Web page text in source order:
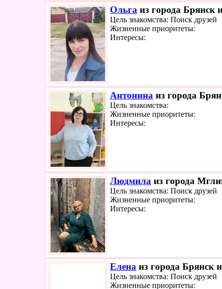
Ольга из города Брянск
Цель знакомства: Поиск друзей
Жизненные приоритеты:
Интересы:
Антонина из города
Цель знакомства:
Жизненные приоритеты:
Интересы:
Людмила из города
Цель знакомства: Поиск друзей
Жизненные приоритеты:
Интересы:
Елена из города Брянск
Цель знакомства: Поиск друзей
Жизненные приоритеты: